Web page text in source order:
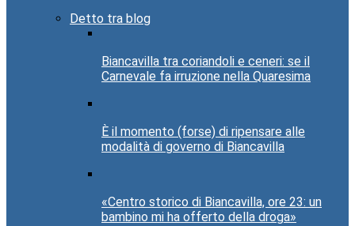
Detto tra blog
Biancavilla tra coriandoli e ceneri: se il
Carnevale fa irruzione nella Quaresima
È il momento (forse) di ripensare alle
modalità di governo di Biancavilla
«Centro storico di Biancavilla, ore 23: un
bambino mi ha offerto della droga»